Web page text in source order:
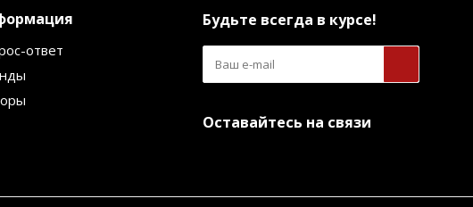
ответ
Будьте всегда в курсе!
Оставайтесь на связи